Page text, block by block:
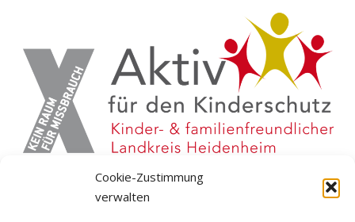
Cookie-Zustimmung
verwalten